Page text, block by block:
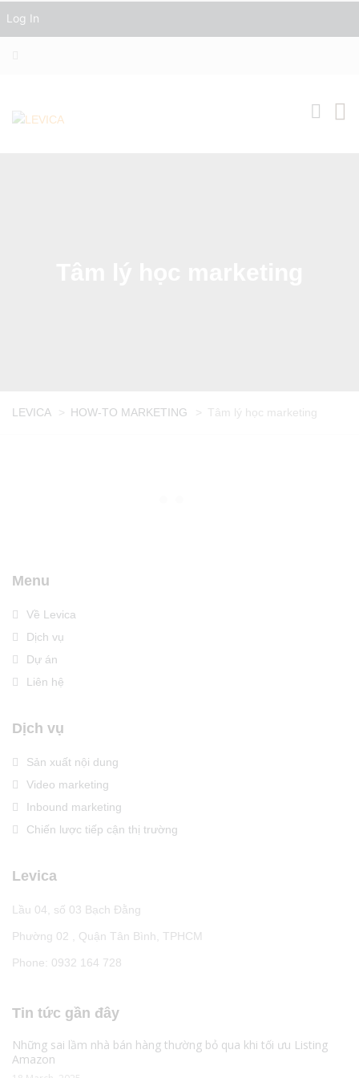
LEVICA > HOW-TO MARKETING > Tâm lý học marketing
Menu
Về Levica
Dịch vụ
Dự án
Liên hệ
Dịch vụ
Sản xuất nội dung
Video marketing
Inbound marketing
Chiến lược tiếp cận thị trường
Levica
Lầu 04, số 03 Bạch Đằng
Phường 02 , Quận Tân Bình, TPHCM
Phone: 0932 164 728
Tin tức gần đây
Những sai lầm nhà bán hàng thường bỏ qua khi tối ưu Listing
Amazon
Log In